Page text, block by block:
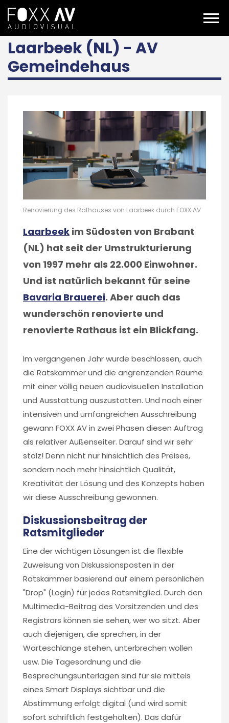
DE Projekte Laarbeek - AV gemeentehuis
Laarbeek (NL) - AV
Gemeindehaus
Renovierung des Rathauses von Laarbeek durch FOXX AV
Laarbeek im Südosten von Brabant
(NL) hat seit der Umstrukturierung
von 1997 mehr als 22.000 Einwohner.
Und ist natürlich bekannt für seine
Bavaria Brauerei. Aber auch das
wunderschön renovierte und
renovierte Rathaus ist ein Blickfang.
Im vergangenen Jahr wurde beschlossen, auch
die Ratskammer und die angrenzenden Räume
mit einer völlig neuen audiovisuellen Installation
und Ausstattung auszustatten. Und nach einer
intensiven und umfangreichen Ausschreibung
gewann FOXX AV in zwei Phasen diesen Auftrag
als relativer Außenseiter. Darauf sind wir sehr
stolz! Denn nicht nur hinsichtlich des Preises,
sondern noch mehr hinsichtlich Qualität,
Kreativität der Lösung und des Konzepts haben
wir diese Ausschreibung gewonnen.
Diskussionsbeitrag der
Ratsmitglieder
Eine der wichtigen Lösungen ist die flexible
Zuweisung von Diskussionsposten in der
Ratskammer basierend auf einem persönlichen
"Drop" (Login) für jedes Ratsmitglied. Durch den
Multimedia-Beitrag des Vorsitzenden und des
Registrars können sie sehen, wer wo sitzt. Aber
auch diejenigen, die sprechen, in der
Warteschlange stehen, unterbrechen wollen
usw. Die Tagesordnung und die
Besprechungsunterlagen sind für sie mittels
eines Smart Displays sichtbar und die
Abstimmung erfolgt digital (und wird somit
sofort schriftlich festgehalten). Das dafür